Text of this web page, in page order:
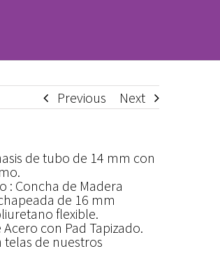
Previous Next
de tubo de 14 mm con
: Concha de Madera
de 16 mm
flexible.
con Pad Tapizado.
telas de nuestros